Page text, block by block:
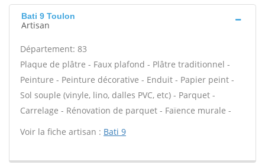
Bati 9 Toulon
Artisan
Département: 83
Plaque de plâtre - Faux plafond - Plâtre traditionnel -
Peinture - Peinture décorative - Enduit - Papier peint -
Sol souple (vinyle, lino, dalles PVC, etc) - Parquet -
Carrelage - Rénovation de parquet - Faïence murale -
Voir la fiche artisan : Bati 9